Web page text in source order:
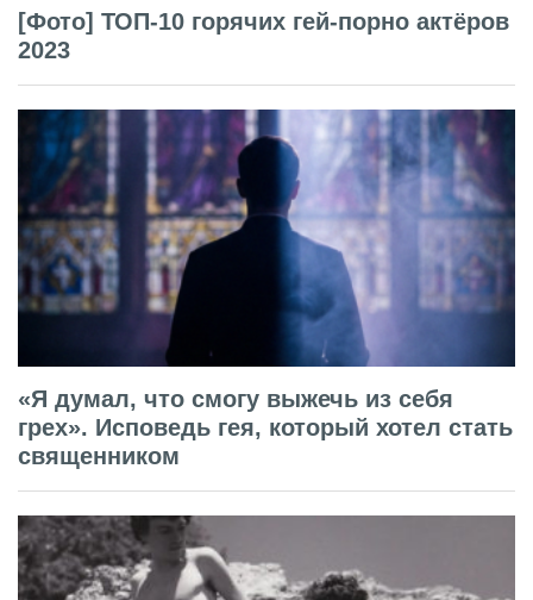
[Фото] ТОП-10 горячих гей-порно актёров
2023
«Я думал, что смогу выжечь из себя
грех». Исповедь гея, который хотел стать
священником